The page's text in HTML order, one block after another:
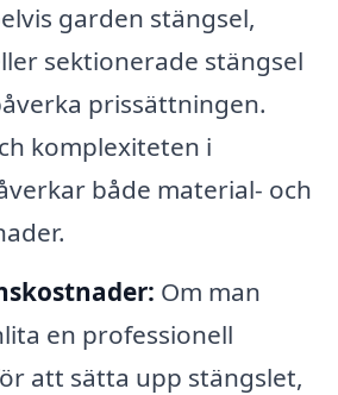
garden stängsel,
sektionerade stängsel
prissättningen.
komplexiteten i
både material- och
Om man
en professionell
att sätta upp stängslet,